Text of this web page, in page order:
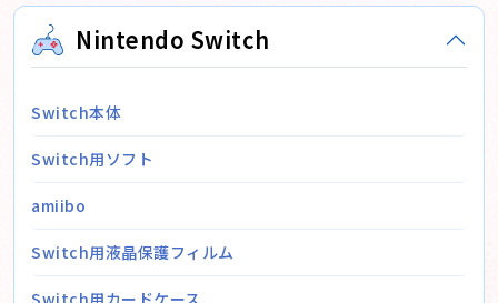
Nintendo Switch
Switch本体
Switch用ソフト
amiibo
Switch用液晶保護フィルム
Switch用カードケース